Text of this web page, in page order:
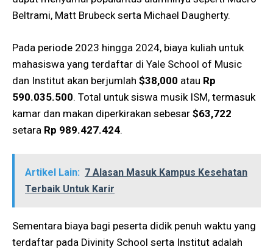
Beltrami, Matt Brubeck serta Michael Daugherty.
Pada periode 2023 hingga 2024, biaya kuliah untuk
mahasiswa yang terdaftar di Yale School of Music
dan Institut akan berjumlah $38,000 atau Rp
590.035.500. Total untuk siswa musik ISM, termasuk
kamar dan makan diperkirakan sebesar $63,722
setara Rp 989.427.424.
Artikel Lain: 7 Alasan Masuk Kampus Kesehatan
Terbaik Untuk Karir
Sementara biaya bagi peserta didik penuh waktu yang
terdaftar pada Divinity School serta Institut adalah